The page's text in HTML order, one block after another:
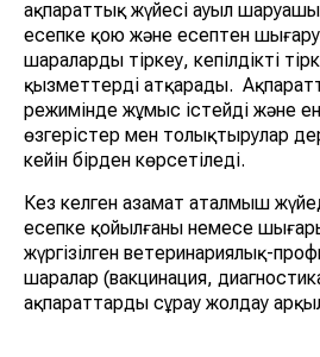
ақпараттық жүйесі ауыл
есепке қою және есептен
шараларды тіркеу, кепілдікті
қызметтерді атқарады.
режимінде жұмыс істейді және
өзгерістер мен толықтырулар
кейін бірден көрсетіледі.
Кез келген азамат аталмыш
есепке қойылғаны немесе
жүргізілген ветеринариялық-
шаралар (вакцинация,
ақпараттарды сұрау жолдау